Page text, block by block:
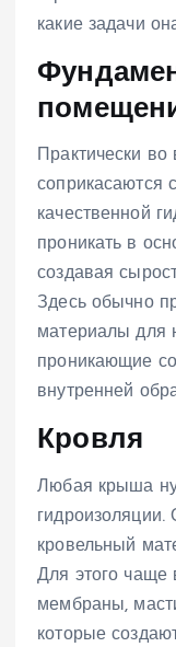
какие задачи
Практически
соприкасаются
качественной
проникать в
создавая
Здесь обычно
материалы для
проникающие
внутренней
Кровля
Любая крыша
гидроизоляции.
кровельный
Для этого чаще
мембраны,
которые